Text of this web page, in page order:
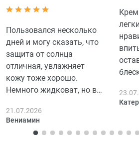
Пользовался несколько
дней и могу сказать, что
защита от солнца
отличная, увлажняет
кожу тоже хорошо.
Немного жидковат, но в
наносить на кожу,
впитывается быстро и не
оставляет ощущение
21.07.2026
Вениамин